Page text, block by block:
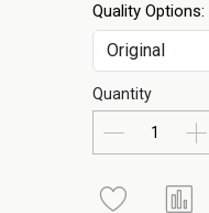
Quality Options:
Quantity